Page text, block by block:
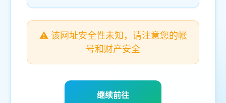
⚠️ 该网址安全性未知，请注意您的帐
号和财产安全
继续前往